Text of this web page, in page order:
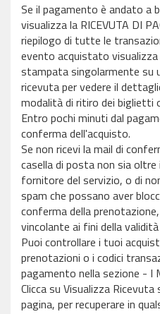
Se il pagamento è andato a
visualizza la RICEVUTA DI
riepilogo di tutte le
evento acquistato visualizza
stampata singolarmente su
ricevuta per vedere il
modalità di ritiro dei biglietti
Entro pochi minuti dal
conferma dell'acquisto.
Se non ricevi la mail di
casella di posta non sia
fornitore del servizio, o di
spam che possano aver
conferma della
vincolante ai fini della
Puoi controllare i tuoi
prenotazioni o i codici
pagamento nella sezione - I
Clicca su Visualizza Ricevuta
pagina, per recuperare in